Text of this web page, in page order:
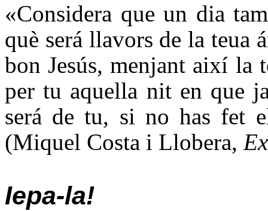
«Considera que un dia
què será llavors de la teua
bon Jesús, menjant així la
per tu aquella nit en que
será de tu, si no has fet
(Miquel Costa i Llobera,
Iepa-la!